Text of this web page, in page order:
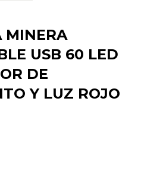
MINERA
USB 60 LED
DE
Y LUZ ROJO